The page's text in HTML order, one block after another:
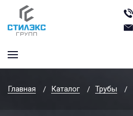
Главная Каталог Трубы